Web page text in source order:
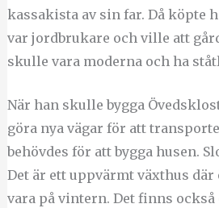
kassakista av sin far. Då köpte
var jordbrukare och ville att
skulle vara moderna och ha
När han skulle bygga
göra nya vägar för att
behövdes för att bygga husen.
Det är ett uppvärmt växthus
vara på vintern. Det finns också